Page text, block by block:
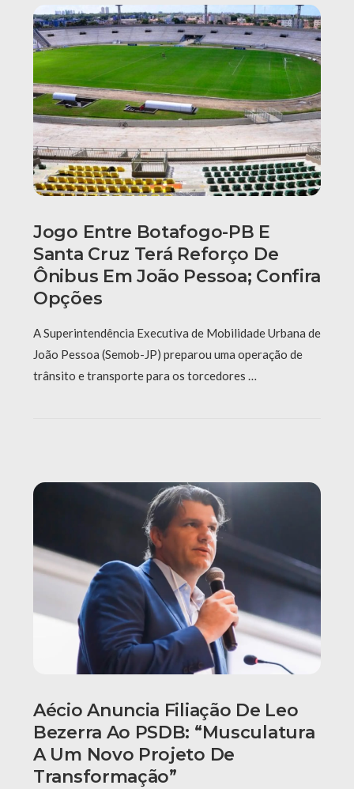
Jogo Entre Botafogo-PB E
Santa Cruz Terá Reforço De
Ônibus Em João Pessoa; Confira
Opções
A Superintendência Executiva de Mobilidade Urbana de
João Pessoa (Semob-JP) preparou uma operação de
trânsito e transporte para os torcedores …
Aécio Anuncia Filiação De Leo
Bezerra Ao PSDB: “Musculatura
A Um Novo Projeto De
Transformação”